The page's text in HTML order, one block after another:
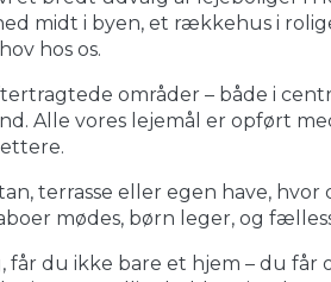
midt i byen, et rækkehus i
hos os.
områder – både i
Alle vores lejemål er opført
terrasse eller egen have,
mødes, børn leger, og
får du ikke bare et hjem – du